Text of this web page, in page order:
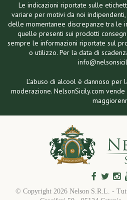
Le indicazioni riportate sulle
variare per motivi da noi
delle momentanee discrepanze tra le
quelle presenti sui prodotti
sempre le informazioni riportate sul
o utilizzo. Per la data di
L'abuso di alcool è dannoso per
moderazione. NelsonSicily.com
© Copyright 2026 Nelson S.R.L. -